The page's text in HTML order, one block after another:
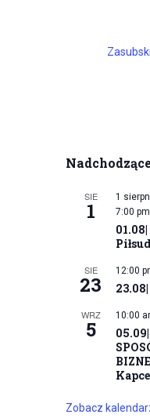
SIE
1
1
7:00 pm
SIE
23
12:00
WRZ
5
10:00
Zobacz